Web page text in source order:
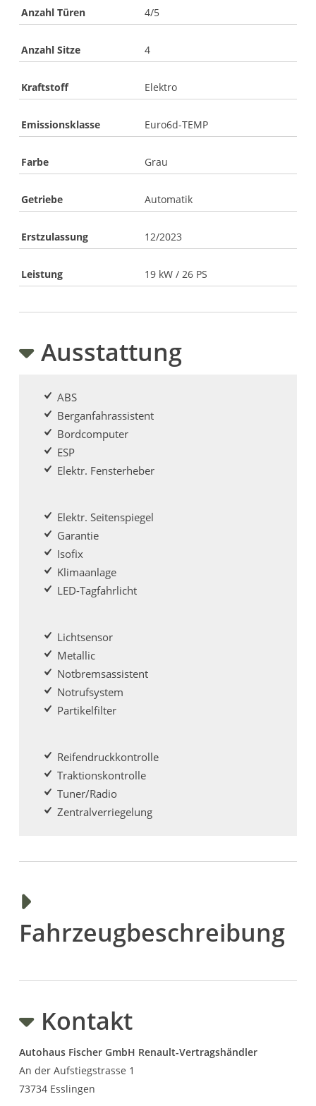
Anzahl Türen 4/5
Anzahl Sitze 4
Kraftstoff Elektro
Emissionsklasse Euro6d-TEMP
Farbe Grau
Getriebe Automatik
Erstzulassung 12/2023
Leistung 19 kW / 26 PS
Ausstattung
ABS
Berganfahrassistent
Bordcomputer
ESP
Elektr. Fensterheber
Elektr. Seitenspiegel
Garantie
Isofix
Klimaanlage
LED-Tagfahrlicht
Lichtsensor
Metallic
Notbremsassistent
Notrufsystem
Partikelfilter
Reifendruckkontrolle
Traktionskontrolle
Tuner/Radio
Zentralverriegelung
Fahrzeugbeschreibung
Kontakt
Autohaus Fischer GmbH Renault-Vertragshändler
An der Aufstiegstrasse 1
73734 Esslingen